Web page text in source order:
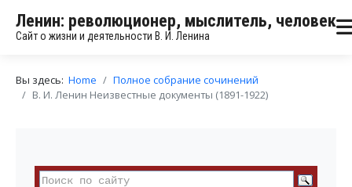
Ленин: революционер, мыслитель, человек
Сайт о жизни и деятельности В. И. Ленина
Вы здесь: Home
Полное собрание сочинений
В. И. Ленин Неизвестные документы (1891-1922)